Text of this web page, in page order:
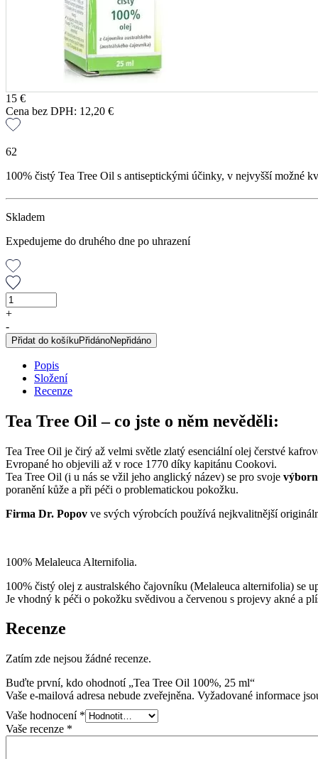
15 €
Cena bez DPH: 12,20 €
62
100% čistý Tea Tree Oil s antiseptickými účinky, v nejvyšší možné
Skladem
Expedujeme do druhého dne po uhrazení
Tea
Tree
100%,
25
množství
+
-
Přidat do košíkuPřidánoNepřidáno
Popis
Složení
Recenze
Tea Tree Oil – co jste o něm nevěděli:
Tea Tree Oil je čirý až velmi světle zlatý esenciální olej čerstvé
Evropané ho objevili až v roce 1770 díky kapitánu Cookovi.
Tea Tree Oil (i u nás se vžil jeho anglický název) se pro svoje
poranění kůže a při péči o problematickou pokožku.
Firma Dr. Popov ve svých výrobcích používá nejkvalitnější
100% Melaleuca Alternifolia.
100% čistý olej z australského čajovníku (Melaleuca alternifolia) se
Je vhodný k péči o pokožku svědivou a červenou s projevy akné a
Recenze
Zatím zde nejsou žádné recenze.
Buďte první, kdo ohodnotí „Tea Tree Oil 100%, 25 ml“
Vaše e-mailová adresa nebude zveřejněna. Vyžadované informace
Vaše hodnocení *
Vaše recenze *